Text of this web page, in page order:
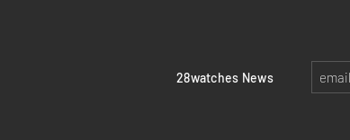
​28watches News